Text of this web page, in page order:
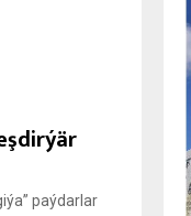
paýdarlar